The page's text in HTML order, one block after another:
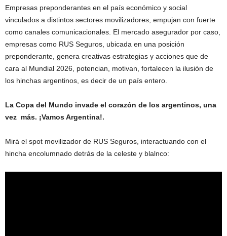
Empresas preponderantes en el país económico y social
vinculados a distintos sectores movilizadores, empujan con fuerte
como canales comunicacionales. El mercado asegurador por caso,
empresas como RUS Seguros, ubicada en una posición
preponderante, genera creativas estrategias y acciones que de
cara al Mundial 2026, potencian, motivan, fortalecen la ilusión de
los hinchas argentinos, es decir de un país entero.
La Copa del Mundo invade el corazón de los argentinos, una
vez más. ¡Vamos Argentina!.
Mirá el spot movilizador de RUS Seguros, interactuando con el
hincha encolumnado detrás de la celeste y blalnco: